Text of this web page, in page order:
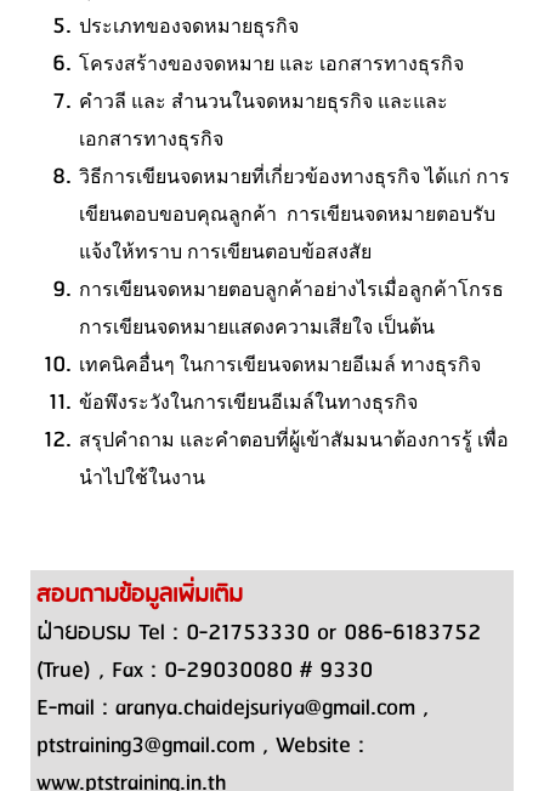
ประเภทของจดหมายธุรกิจ
โครงสร้างของจดหมาย และ เอกสารทางธุรกิจ
คำวลี และ สำนวนในจดหมายธุรกิจ และและ
เอกสารทางธุรกิจ
วิธีการเขียนจดหมายที่เกี่ยวข้องทางธุรกิจ ได้แก่ การ
เขียนตอบขอบคุณลูกค้า การเขียนจดหมายตอบรับ
แจ้งให้ทราบ การเขียนตอบข้อสงสัย
การเขียนจดหมายตอบลูกค้าอย่างไรเมื่อลูกค้าโกรธ
การเขียนจดหมายแสดงความเสียใจ เป็นต้น
เทคนิคอื่นๆ ในการเขียนจดหมายอีเมล์ ทางธุรกิจ
ข้อพึงระวังในการเขียนอีเมล์ในทางธุรกิจ
สรุปคำถาม และคำตอบที่ผู้เข้าสัมมนาต้องการรู้ เพื่อ
นำไปใช้ในงาน
สอบถามข้อมูลเพิ่มเติม
ฝ่ายอบรม Tel : 0-21753330 or 086-6183752
(True) , Fax : 0-29030080 # 9330
E-mail : aranya.chaidejsuriya@gmail.com ,
ptstraining3@gmail.com , Website :
www.ptstraining.in.th